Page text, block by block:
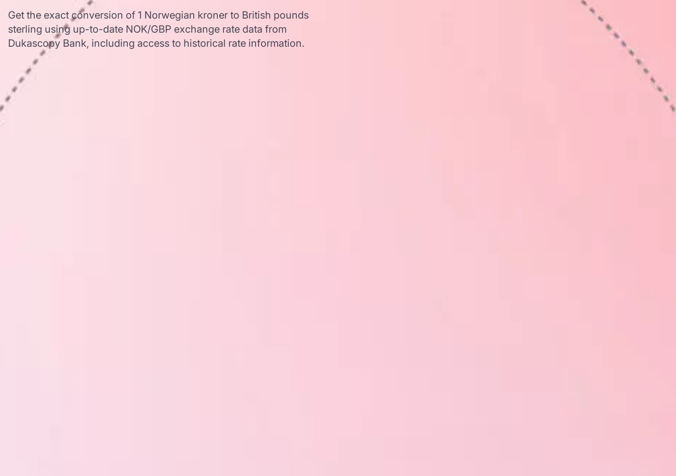
Get the exact conversion of 1 Norwegian kroner to British pounds
sterling using up-to-date NOK/GBP exchange rate data from
Dukascopy Bank, including access to historical rate information.